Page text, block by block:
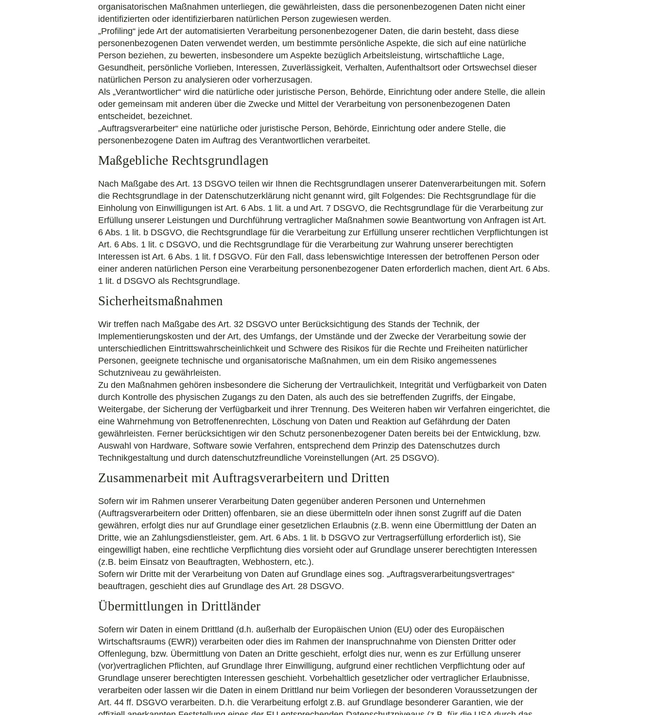
organisatorischen Maßnahmen unterliegen, die gewährleisten, dass die personenbezogenen Daten nicht einer
identifizierten oder identifizierbaren natürlichen Person zugewiesen werden.
„Profiling“ jede Art der automatisierten Verarbeitung personenbezogener Daten, die darin besteht, dass diese
personenbezogenen Daten verwendet werden, um bestimmte persönliche Aspekte, die sich auf eine natürliche
Person beziehen, zu bewerten, insbesondere um Aspekte bezüglich Arbeitsleistung, wirtschaftliche Lage,
Gesundheit, persönliche Vorlieben, Interessen, Zuverlässigkeit, Verhalten, Aufenthaltsort oder Ortswechsel dieser
natürlichen Person zu analysieren oder vorherzusagen.
Als „Verantwortlicher“ wird die natürliche oder juristische Person, Behörde, Einrichtung oder andere Stelle, die allein
oder gemeinsam mit anderen über die Zwecke und Mittel der Verarbeitung von personenbezogenen Daten
entscheidet, bezeichnet.
„Auftragsverarbeiter“ eine natürliche oder juristische Person, Behörde, Einrichtung oder andere Stelle, die
personenbezogene Daten im Auftrag des Verantwortlichen verarbeitet.
Maßgebliche Rechtsgrundlagen
Nach Maßgabe des Art. 13 DSGVO teilen wir Ihnen die Rechtsgrundlagen unserer Datenverarbeitungen mit. Sofern
die Rechtsgrundlage in der Datenschutzerklärung nicht genannt wird, gilt Folgendes: Die Rechtsgrundlage für die
Einholung von Einwilligungen ist Art. 6 Abs. 1 lit. a und Art. 7 DSGVO, die Rechtsgrundlage für die Verarbeitung zur
Erfüllung unserer Leistungen und Durchführung vertraglicher Maßnahmen sowie Beantwortung von Anfragen ist Art.
6 Abs. 1 lit. b DSGVO, die Rechtsgrundlage für die Verarbeitung zur Erfüllung unserer rechtlichen Verpflichtungen ist
Art. 6 Abs. 1 lit. c DSGVO, und die Rechtsgrundlage für die Verarbeitung zur Wahrung unserer berechtigten
Interessen ist Art. 6 Abs. 1 lit. f DSGVO. Für den Fall, dass lebenswichtige Interessen der betroffenen Person oder
einer anderen natürlichen Person eine Verarbeitung personenbezogener Daten erforderlich machen, dient Art. 6 Abs.
1 lit. d DSGVO als Rechtsgrundlage.
Sicherheitsmaßnahmen
Wir treffen nach Maßgabe des Art. 32 DSGVO unter Berücksichtigung des Stands der Technik, der
Implementierungskosten und der Art, des Umfangs, der Umstände und der Zwecke der Verarbeitung sowie der
unterschiedlichen Eintrittswahrscheinlichkeit und Schwere des Risikos für die Rechte und Freiheiten natürlicher
Personen, geeignete technische und organisatorische Maßnahmen, um ein dem Risiko angemessenes
Schutzniveau zu gewährleisten.
Zu den Maßnahmen gehören insbesondere die Sicherung der Vertraulichkeit, Integrität und Verfügbarkeit von Daten
durch Kontrolle des physischen Zugangs zu den Daten, als auch des sie betreffenden Zugriffs, der Eingabe,
Weitergabe, der Sicherung der Verfügbarkeit und ihrer Trennung. Des Weiteren haben wir Verfahren eingerichtet, die
eine Wahrnehmung von Betroffenenrechten, Löschung von Daten und Reaktion auf Gefährdung der Daten
gewährleisten. Ferner berücksichtigen wir den Schutz personenbezogener Daten bereits bei der Entwicklung, bzw.
Auswahl von Hardware, Software sowie Verfahren, entsprechend dem Prinzip des Datenschutzes durch
Technikgestaltung und durch datenschutzfreundliche Voreinstellungen (Art. 25 DSGVO).
Zusammenarbeit mit Auftragsverarbeitern und Dritten
Sofern wir im Rahmen unserer Verarbeitung Daten gegenüber anderen Personen und Unternehmen
(Auftragsverarbeitern oder Dritten) offenbaren, sie an diese übermitteln oder ihnen sonst Zugriff auf die Daten
gewähren, erfolgt dies nur auf Grundlage einer gesetzlichen Erlaubnis (z.B. wenn eine Übermittlung der Daten an
Dritte, wie an Zahlungsdienstleister, gem. Art. 6 Abs. 1 lit. b DSGVO zur Vertragserfüllung erforderlich ist), Sie
eingewilligt haben, eine rechtliche Verpflichtung dies vorsieht oder auf Grundlage unserer berechtigten Interessen
(z.B. beim Einsatz von Beauftragten, Webhostern, etc.).
Sofern wir Dritte mit der Verarbeitung von Daten auf Grundlage eines sog. „Auftragsverarbeitungsvertrages“
beauftragen, geschieht dies auf Grundlage des Art. 28 DSGVO.
Übermittlungen in Drittländer
Sofern wir Daten in einem Drittland (d.h. außerhalb der Europäischen Union (EU) oder des Europäischen
Wirtschaftsraums (EWR)) verarbeiten oder dies im Rahmen der Inanspruchnahme von Diensten Dritter oder
Offenlegung, bzw. Übermittlung von Daten an Dritte geschieht, erfolgt dies nur, wenn es zur Erfüllung unserer
(vor)vertraglichen Pflichten, auf Grundlage Ihrer Einwilligung, aufgrund einer rechtlichen Verpflichtung oder auf
Grundlage unserer berechtigten Interessen geschieht. Vorbehaltlich gesetzlicher oder vertraglicher Erlaubnisse,
verarbeiten oder lassen wir die Daten in einem Drittland nur beim Vorliegen der besonderen Voraussetzungen der
Art. 44 ff. DSGVO verarbeiten. D.h. die Verarbeitung erfolgt z.B. auf Grundlage besonderer Garantien, wie der